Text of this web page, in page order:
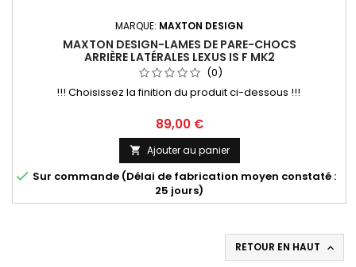
MARQUE: MAXTON DESIGN
MAXTON DESIGN-LAMES DE PARE-CHOCS
ARRIÈRE LATÉRALES LEXUS IS F MK2
(0)
!!! Choisissez la finition du produit ci-dessous !!!
Prix
89,00 €
 Ajouter au panier
 Sur commande (Délai de fabrication moyen constaté :
25 jours)
RETOUR EN HAUT 